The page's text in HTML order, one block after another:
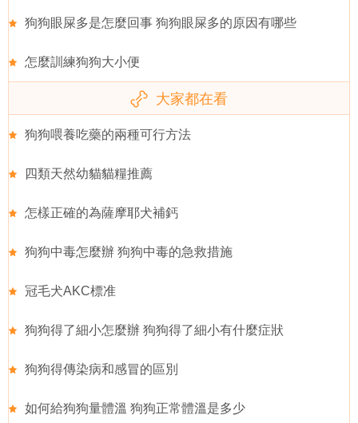
狗狗眼屎多是怎麼回事 狗狗眼屎多的原因有哪些
怎麼訓練狗狗大小便
大家都在看
狗狗喂養吃藥的兩種可行方法
四類天然幼貓貓糧推薦
怎樣正確的為薩摩耶犬補鈣
狗狗中毒怎麼辦 狗狗中毒的急救措施
冠毛犬AKC標准
狗狗得了細小怎麼辦 狗狗得了細小有什麼症狀
狗狗得傳染病和感冒的區別
如何給狗狗量體溫 狗狗正常體溫是多少